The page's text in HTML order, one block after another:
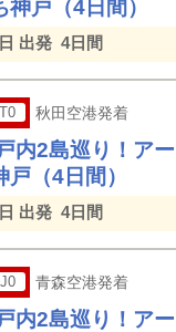
戸（4日間）
出発 4日間
秋田空港発着
内2島巡り！ア
（4日間）
出発 4日間
青森空港発着
内2島巡り！ア